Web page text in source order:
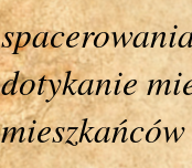
dotykanie